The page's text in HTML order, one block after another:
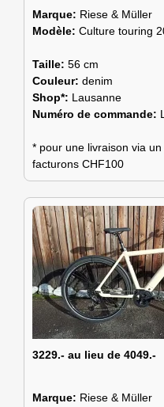
Marque: Riese & Müller
Modèle: Culture touring
Taille: 56 cm
Couleur: denim
Shop*: Lausanne
Numéro de commande:
* pour une livraison via
facturons CHF100
3229.- au lieu de 4049.-
Marque: Riese & Müller